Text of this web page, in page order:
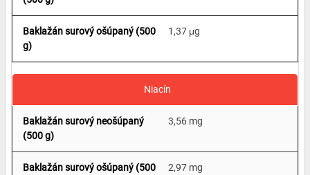
1,37 μg
Niacín
3,56 mg
2,97 mg